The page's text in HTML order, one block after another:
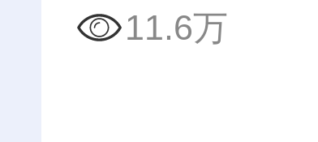
11.6万